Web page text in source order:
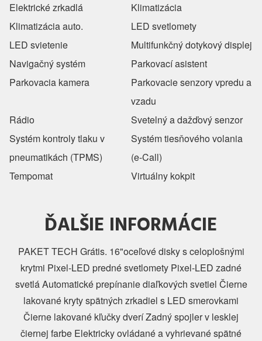
Elektrické zrkadlá
Klimatizácia
Klimatizácia auto.
LED svetlomety
LED svietenie
Multifunkčný dotykový displej
Navigačný systém
Parkovací asistent
Parkovacia kamera
Parkovacie senzory vpredu a
vzadu
Rádio
Svetelný a dažďový senzor
Systém kontroly tlaku v
pneumatikách (TPMS)
Systém tiesňového volania
(e-Call)
Tempomat
Virtuálny kokpit
ĎALŠIE INFORMÁCIE
PAKET TECH Grátis. 16"oceľové disky s celoplošnými
krytmi Pixel-LED predné svetlomety Pixel-LED zadné
svetlá Automatické prepínanie diaľkových svetiel Čierne
lakované kryty spätných zrkadiel s LED smerovkami
Čierne lakované kľučky dverí Zadný spojler v lesklej
čiernej farbe Elektricky ovládané a vyhrievané spätné